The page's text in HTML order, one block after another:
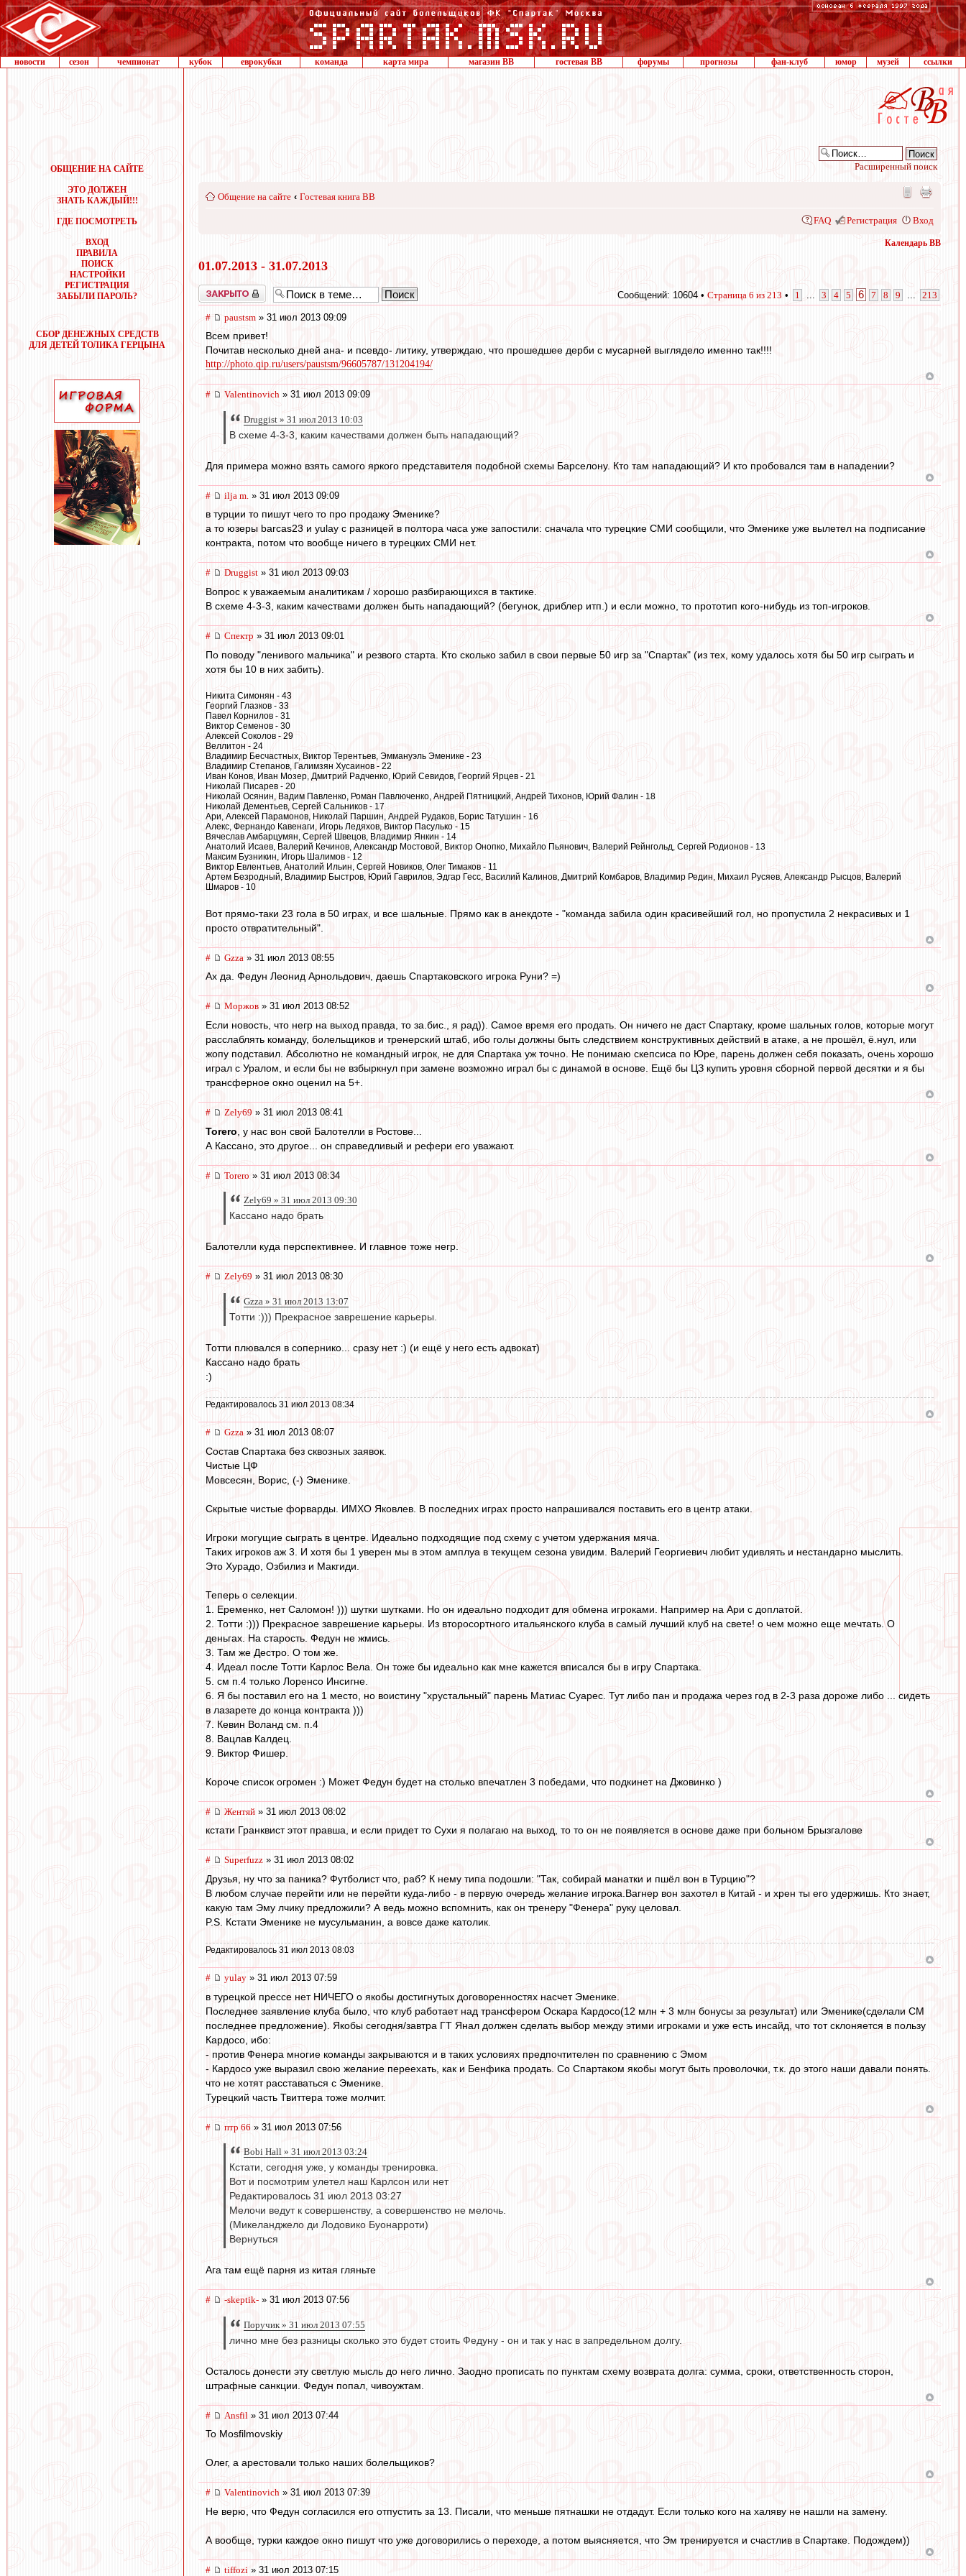
новости сезон чемпионат кубок еврокубки команда карта мира магазин ВВ гостевая ВВ форумы прогнозы фан-клуб юмор музей ссылки
ОБЩЕНИЕ НА САЙТЕ
ЭТО ДОЛЖЕН
ЗНАТЬ КАЖДЫЙ!!!
ГДЕ ПОСМОТРЕТЬ
ВХОД
ПРАВИЛА
ПОИСК
НАСТРОЙКИ
РЕГИСТРАЦИЯ
ЗАБЫЛИ ПАРОЛЬ?
СБОР ДЕНЕЖНЫХ СРЕДСТВ
ДЛЯ ДЕТЕЙ ТОЛИКА ГЕРЦЫНА
Расширенный поиск
Общение на сайте ‹ Гостевая книга ВВ
FAQ Регистрация Вход
Календарь ВВ
01.07.2013 - 31.07.2013
Закрыто Сообщений: 10604 • Страница 6 из 213 • 1 3 4 5 6 7 8 9 213
# paustsm » 31 июл 2013 09:09
Всем привет!
Почитав несколько дней ана- и псевдо- литику, утверждаю, что прошедшее дерби с мусарней выглядело именно так!!!!
http://photo.qip.ru/users/paustsm/96605787/131204194/
# Valentinovich » 31 июл 2013 09:09
Druggist » 31 июл 2013 10:03
В схеме 4-3-3, каким качествами должен быть нападающий?
Для примера можно взять самого яркого представителя подобной схемы Барселону. Кто там нападающий? И кто пробовался там в нападении?
# ilja m. » 31 июл 2013 09:09
в турции то пишут чего то про продажу Эменике?
а то юзеры barcas23 и yulay с разницей в полтора часа уже запостили: сначала что турецкие СМИ сообщили, что Эменике уже вылетел на подписание
контракта, потом что вообще ничего в турецких СМИ нет.
# Druggist » 31 июл 2013 09:03
Вопрос к уважаемым аналитикам / хорошо разбирающихся в тактике.
В схеме 4-3-3, каким качествами должен быть нападающий? (бегунок, дриблер итп.) и если можно, то прототип кого-нибудь из топ-игроков.
# Спектр » 31 июл 2013 09:01
По поводу "ленивого мальчика" и резвого старта. Кто сколько забил в свои первые 50 игр за "Спартак" (из тех, кому удалось хотя бы 50 игр сыграть и
хотя бы 10 в них забить).
Никита Симонян - 43
Георгий Глазков - 33
Павел Корнилов - 31
Виктор Семенов - 30
Алексей Соколов - 29
Веллитон - 24
Владимир Бесчастных, Виктор Терентьев, Эммануэль Эменике - 23
Владимир Степанов, Галимзян Хусаинов - 22
Иван Конов, Иван Мозер, Дмитрий Радченко, Юрий Севидов, Георгий Ярцев - 21
Николай Писарев - 20
Николай Осянин, Вадим Павленко, Роман Павлюченко, Андрей Пятницкий, Андрей Тихонов, Юрий Фалин - 18
Николай Дементьев, Сергей Сальников - 17
Ари, Алексей Парамонов, Николай Паршин, Андрей Рудаков, Борис Татушин - 16
Алекс, Фернандо Кавенаги, Игорь Ледяхов, Виктор Пасулько - 15
Вячеслав Амбарцумян, Сергей Швецов, Владимир Янкин - 14
Анатолий Исаев, Валерий Кечинов, Александр Мостовой, Виктор Онопко, Михайло Пьянович, Валерий Рейнгольд, Сергей Родионов - 13
Максим Бузникин, Игорь Шалимов - 12
Виктор Евлентьев, Анатолий Ильин, Сергей Новиков, Олег Тимаков - 11
Артем Безродный, Владимир Быстров, Юрий Гаврилов, Эдгар Гесс, Василий Калинов, Дмитрий Комбаров, Владимир Редин, Михаил Русяев, Александр Рысцов, Валерий
Шмаров - 10
Вот прямо-таки 23 гола в 50 играх, и все шальные. Прямо как в анекдоте - "команда забила один красивейший гол, но пропустила 2 некрасивых и 1
просто отвратительный".
# Gzza » 31 июл 2013 08:55
Ах да. Федун Леонид Арнольдович, даешь Спартаковского игрока Руни? =)
# Моржов » 31 июл 2013 08:52
Если новость, что негр на выход правда, то за.бис., я рад)). Самое время его продать. Он ничего не даст Спартаку, кроме шальных голов, которые могут
расслаблять команду, болельщиков и тренерский штаб, ибо голы должны быть следствием конструктивных действий в атаке, а не прошёл, ё.нул, или
жопу подставил. Абсолютно не командный игрок, не для Спартака уж точно. Не понимаю скепсиса по Юре, парень должен себя показать, очень хорошо
играл с Уралом, и если бы не взбыркнул при замене возможно играл бы с динамой в основе. Ещё бы ЦЗ купить уровня сборной первой десятки и я бы
трансферное окно оценил на 5+.
# Zely69 » 31 июл 2013 08:41
Torero , у нас вон свой Балотелли в Ростове...
А Кассано, это другое... он справедливый и рефери его уважают.
# Torero » 31 июл 2013 08:34
Zely69 » 31 июл 2013 09:30
Кассано надо брать
Балотелли куда перспективнее. И главное тоже негр.
# Zely69 » 31 июл 2013 08:30
Gzza » 31 июл 2013 13:07
Тотти :))) Прекрасное заврешение карьеры.
Тотти плювался в сопернико... сразу нет :) (и ещё у него есть адвокат)
Кассано надо брать
:)
Редактировалось 31 июл 2013 08:34
# Gzza » 31 июл 2013 08:07
Состав Спартака без сквозных заявок.
Чистые ЦФ
Мовсесян, Ворис, (-) Эменике.
Скрытые чистые форварды. ИМХО Яковлев. В последних играх просто напрашивался поставить его в центр атаки.
Игроки могущие сыграть в центре. Идеально подходящие под схему с учетом удержания мяча.
Таких игроков аж 3. И хотя бы 1 уверен мы в этом амплуа в текущем сезона увидим. Валерий Георгиевич любит удивлять и нестандарно мыслить.
Это Хурадо, Озбилиз и Макгиди.
Теперь о селекции.
1. Еременко, нет Саломон! ))) шутки шутками. Но он идеально подходит для обмена игроками. Например на Ари с доплатой.
2. Тотти :))) Прекрасное заврешение карьеры. Из второсортного итальянского клуба в самый лучший клуб на свете! о чем можно еще мечтать. О
деньгах. На старость. Федун не жмись.
3. Там же Дестро. О том же.
4. Идеал после Тотти Карлос Вела. Он тоже бы идеально как мне кажется вписался бы в игру Спартака.
5. см п.4 только Лоренсо Инсигне.
6. Я бы поставил его на 1 место, но воистину "хрустальный" парень Матиас Суарес. Тут либо пан и продажа через год в 2-3 раза дороже либо ... сидеть
в лазарете до конца контракта )))
7. Кевин Воланд см. п.4
8. Вацлав Калдец.
9. Виктор Фишер.
Короче список огромен :) Может Федун будет на столько впечатлен 3 победами, что подкинет на Джовинко )
# Жентяй » 31 июл 2013 08:02
кстати Гранквист этот правша, и если придет то Сухи я полагаю на выход, то то он не появляется в основе даже при больном Брызгалове
# Superfuzz » 31 июл 2013 08:02
Друзья, ну что за паника? Футболист что, раб? К нему типа подошли: "Так, собирай манатки и пшёл вон в Турцию"?
В любом случае перейти или не перейти куда-либо - в первую очередь желание игрока.Вагнер вон захотел в Китай - и хрен ты его удержишь. Кто знает,
какую там Эму лчику предложили? А ведь можно вспомнить, как он тренеру "Фенера" руку целовал.
P.S. Кстати Эменике не мусульманин, а вовсе даже католик.
Редактировалось 31 июл 2013 08:03
# yulay » 31 июл 2013 07:59
в турецкой прессе нет НИЧЕГО о якобы достигнутых договоренностях насчет Эменике.
Последнее заявление клуба было, что клуб работает над трансфером Оскара Кардосо(12 млн + 3 млн бонусы за результат) или Эменике(сделали СМ
последнее предложение). Якобы сегодня/завтра ГТ Янал должен сделать выбор между этими игроками и уже есть инсайд, что тот склоняется в пользу
Кардосо, ибо:
- против Фенера многие команды закрываются и в таких условиях предпочтителен по сравнению с Эмом
- Кардосо уже выразил свою желание переехать, как и Бенфика продать. Со Спартаком якобы могут быть проволочки, т.к. до этого наши давали понять.
что не хотят расставаться с Эменике.
Турецкий часть Твиттера тоже молчит.
# птр 66 » 31 июл 2013 07:56
Bobi Hall » 31 июл 2013 03:24
Кстати, сегодня уже, у команды тренировка.
Вот и посмотрим улетел наш Карлсон или нет
Редактировалось 31 июл 2013 03:27
Мелочи ведут к совершенству, а совершенство не мелочь.
(Микеланджело ди Лодовико Буонарроти)
Вернуться
Ага там ещё парня из китая гляньте
# -skeptik- » 31 июл 2013 07:56
Поручик » 31 июл 2013 07:55
лично мне без разницы сколько это будет стоить Федуну - он и так у нас в запредельном долгу.
Осталось донести эту светлую мысль до него лично. Заодно прописать по пунктам схему возврата долга: сумма, сроки, ответственность сторон,
штрафные санкции. Федун попал, чивоужтам.
# Ansfil » 31 июл 2013 07:44
To Mosfilmovskiy
Олег, а арестовали только наших болельщиков?
# Valentinovich » 31 июл 2013 07:39
Не верю, что Федун согласился его отпустить за 13. Писали, что меньше пятнашки не отдадут. Если только кого на халяву не нашли на замену.
А вообще, турки каждое окно пишут что уже договорились о переходе, а потом выясняется, что Эм тренируется и счастлив в Спартаке. Подождем))
# tiffozi » 31 июл 2013 07:15